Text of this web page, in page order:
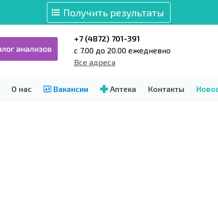
Получить результаты
+7 (4872) 701-391
c 7.00 до 20.00 ежедневно
Все адреса
О нас Вакансии Аптека Контакты